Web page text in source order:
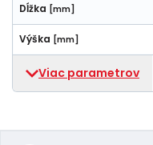
Dĺžka [mm]
Výška [mm]
Viac parametrov